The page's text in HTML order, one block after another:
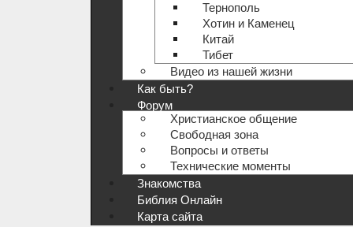
Тернополь
Хотин и Каменец
Китай
Тибет
Видео из нашей жизни
Как быть?
Форум
Христианское общение
Свободная зона
Вопросы и ответы
Технические моменты
Знакомства
Библия Онлайн
Карта сайта